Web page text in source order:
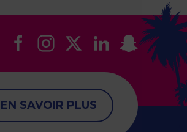
EN SAVOIR PLUS